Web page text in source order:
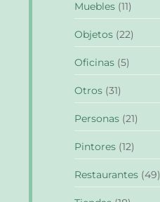
Muebles (11)
Objetos (22)
Oficinas (5)
Otros (31)
Personas (21)
Pintores (12)
Restaurantes (49)